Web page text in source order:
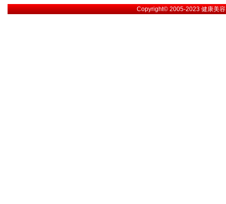
Copyright© 2005-2023健康美